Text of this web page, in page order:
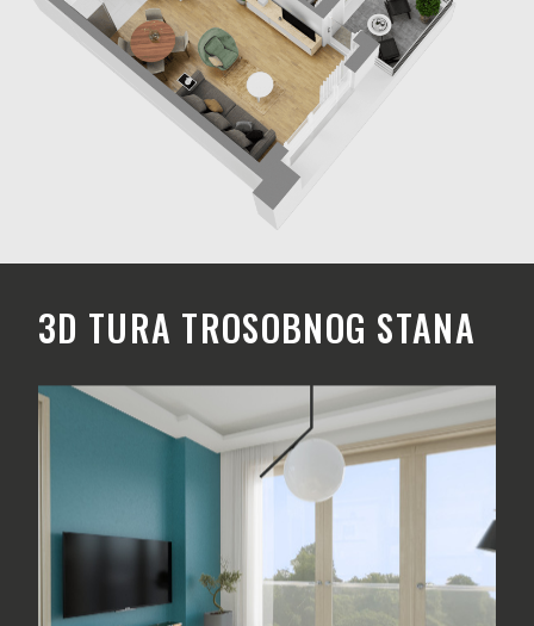
3D TURA TROSOBNOG STANA